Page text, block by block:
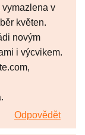
v
květen.
novým
i výcvikem.
Odpovědět